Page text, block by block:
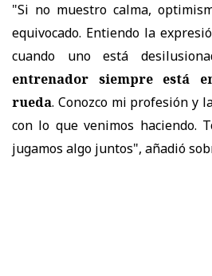
"Si no muestro calma,
equivocado. Entiendo la
cuando uno está
entrenador siempre está
rueda. Conozco mi profesión y
con lo que venimos haciendo.
jugamos algo juntos", añadió